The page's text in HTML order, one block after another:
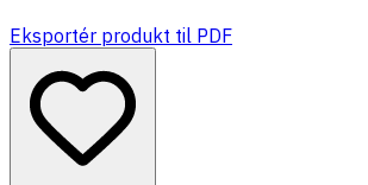
Eksportér produkt til PDF